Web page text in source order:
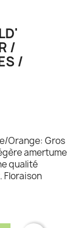
/
/
Orange: Gros
amertume
qualité
Floraison